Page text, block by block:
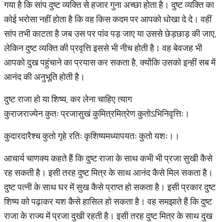
गया है कि सांप दुष्ट व्यक्ति से हजार गुना अच्छा होता है। दुष्ट व्यक्ति का
कोई भरोसा नहीं होता है कि वह किस कदम पर आपको धोखा दे दे। वहीं
सांप तभी काटता है जब उस पर पांव पड़ जाए या उससे छेड़छाड़ की जाए,
लेकिन दुष्ट व्यक्ति की प्रवृत्ति इससे भी नीच होती है। वह बेवजह भी
आपको दुख पहुंचाने का प्रयास कर सकता है, क्योंकि उसको इन्हीं सब में
आनंद की अनुभूति होती है।
​दुष्ट राजा हो या शिष्य, कर लेना चाहिए त्याग
कुराजराज्येन कुतः प्रजासुखं कुमित्रमित्रेण कुतोऽभिनिवृत्तिः।
कुदारदारैश्च कुतो गृहे रतिः कृशिष्यमध्यापयतः कुतो यशः।।
आचार्य चाणक्य कहते हैं कि दुष्ट राजा के साथ कभी भी प्रजा सुखी कैसे
रह सकती है। इसी तरह दुष्ट मित्र के साथ आनंद कैसे मिल सकता है।
दुष्ट पत्नी के साथ घर में सुख कैसे प्राप्त हो सकता है। इसी प्रकार दुष्ट
शिष्य को पढ़ाकर यश कैसे हासिल हो सकता है। वह समझाते हैं कि दुष्ट
राजा के राज्य में प्रजा दुखी रहती है। इसी तरह दुष्ट मित्र के साथ दुख